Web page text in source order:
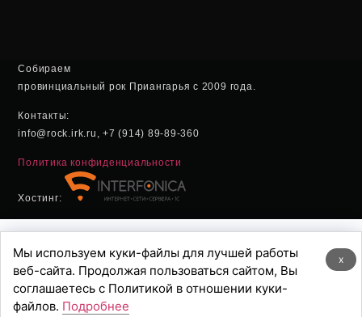
Собираем
провинциальный рок Приангарья с 2009 года.
Контакты:
info@rock.irk.ru, +7 (914) 89-89-360
Политика конфиденциальности
Хостинг:
x
Мы используем куки-файлы для лучшей работы
веб-сайта. Продолжая пользоваться сайтом, Вы
соглашаетесь с Политикой в отношении куки-
файлов. Подробнее